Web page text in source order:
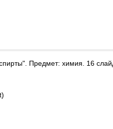
Предмет: химия. 16